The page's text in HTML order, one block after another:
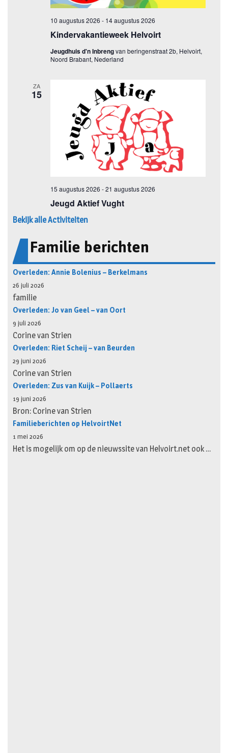
Bekijk alle Activiteiten
Familie berichten
Overleden: Annie Bolenius – Berkelmans
26 juli 2026
familie
Overleden: Jo van Geel – van Oort
9 juli 2026
Corine van Strien
Overleden: Riet Scheij – van Beurden
29 juni 2026
Corine van Strien
Overleden: Zus van Kuijk – Pollaerts
19 juni 2026
Bron: Corine van Strien
Familieberichten op HelvoirtNet
1 mei 2026
Het is mogelijk om op de nieuwssite van Helvoirt.net ook …